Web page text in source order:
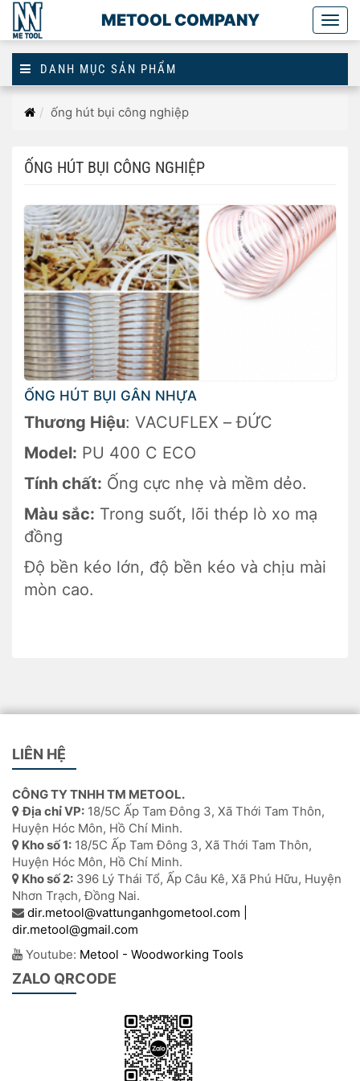
METOOL COMPANY
DANH MỤC SẢN PHẨM
Trangống hút bụi công nghiệp
ỐNG HÚT BỤI CÔNG NGHIỆP
ỐNG HÚT BỤI GÂN NHỰA
Thương Hiệu: VACUFLEX – ĐỨC
Model: PU 400 C ECO
Tính chất: Ống cực nhẹ và mềm dẻo.
Màu sắc: Trong suốt, lõi thép lò xo mạ
đồng
Độ bền kéo lớn, độ bền kéo và chịu mài
mòn cao.
LIÊN HỆ
CÔNG TY TNHH TM METOOL.
Địa chỉ VP: 18/5C Ấp Tam Đông 3, Xã Thới Tam Thôn,
Huyện Hóc Môn, Hồ Chí Minh.
Kho số 1: 18/5C Ấp Tam Đông 3, Xã Thới Tam Thôn,
Huyện Hóc Môn, Hồ Chí Minh.
Kho số 2: 396 Lý Thái Tổ, Ấp Câu Kê, Xã Phú Hữu, Huyện
Nhơn Trạch, Đồng Nai.
dir.metool@vattunganhgometool.com |
dir.metool@gmail.com
Youtube: Metool - Woodworking Tools
ZALO QRCODE